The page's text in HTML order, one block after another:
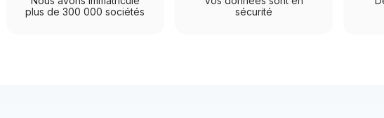
plus de 300 000 sociétés
sécurité